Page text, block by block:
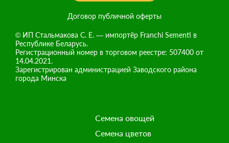
Договор публичной оферты
© ИП Стальмакова С. Е. — импортёр Franchi Sementi в
Республике Беларусь.
Регистрационный номер в торговом реестре: 507400 от
14.04.2021.
Зарегистрирован администрацией Заводского района
города Минска
Семена овощей
Семена цветов